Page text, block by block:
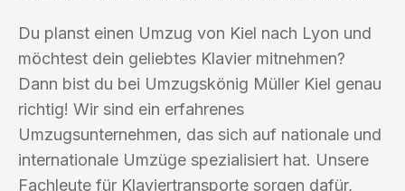
Du planst einen Umzug von Kiel nach Lyon und
möchtest dein geliebtes Klavier mitnehmen?
Dann bist du bei Umzugskönig Müller Kiel genau
richtig! Wir sind ein erfahrenes
Umzugsunternehmen, das sich auf nationale und
internationale Umzüge spezialisiert hat. Unsere
Fachleute für Klaviertransporte sorgen dafür,